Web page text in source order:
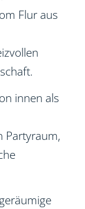
Flur aus
innen als
Partyraum,